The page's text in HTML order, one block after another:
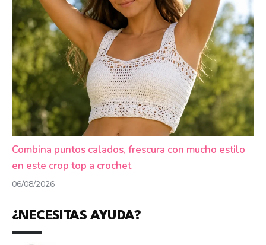
Combina puntos calados, frescura con mucho estilo
en este crop top a crochet
06/08/2026
¿NECESITAS AYUDA?